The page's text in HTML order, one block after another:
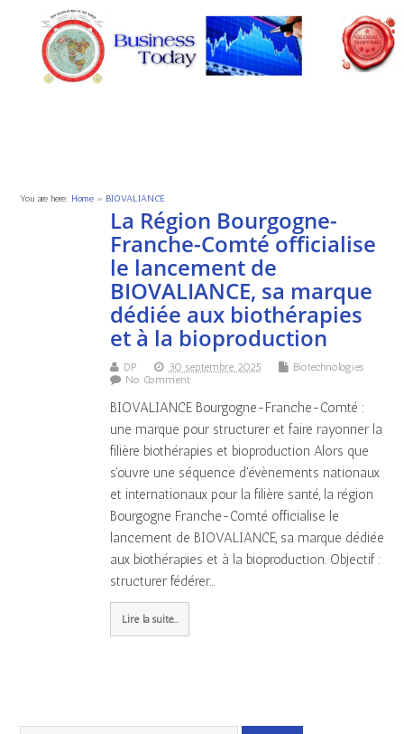
You are here: Home» BIOVALIANCE
La Région Bourgogne-
Franche-Comté officialise
le lancement de
BIOVALIANCE, sa marque
dédiée aux biothérapies
et à la bioproduction
DP 30 septembre 2025
Biotechnologies
No Comment
BIOVALIANCE Bourgogne-Franche-Comté :
une marque pour structurer et faire rayonner la
filière biothérapies et bioproduction Alors que
s'ouvre une séquence d'évènements nationaux
et internationaux pour la filière santé, la région
Bourgogne Franche-Comté officialise le
lancement de BIOVALIANCE, sa marque dédiée
aux biothérapies et à la bioproduction. Objectif :
structurer fédérer…
Lire la suite...